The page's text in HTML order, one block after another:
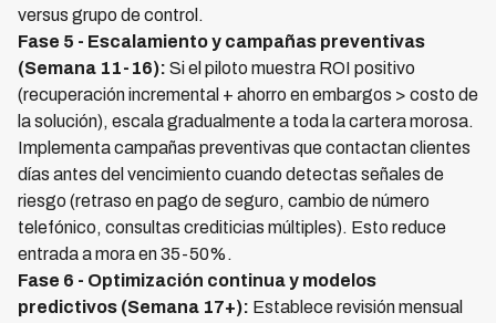
versus grupo de control.
Fase 5 - Escalamiento y campañas preventivas
(Semana 11-16): Si el piloto muestra ROI positivo
(recuperación incremental + ahorro en embargos > costo de
la solución), escala gradualmente a toda la cartera morosa.
Implementa campañas preventivas que contactan clientes
días antes del vencimiento cuando detectas señales de
riesgo (retraso en pago de seguro, cambio de número
telefónico, consultas crediticias múltiples). Esto reduce
entrada a mora en 35-50%.
Fase 6 - Optimización continua y modelos
predictivos (Semana 17+): Establece revisión mensual